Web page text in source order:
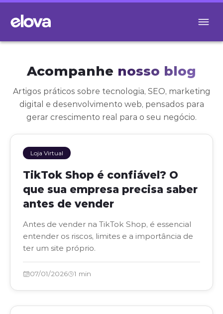
Acompanhe nosso blog
Artigos práticos sobre tecnologia, SEO, marketing
digital e desenvolvimento web, pensados para
gerar crescimento real para o seu negócio.
Loja Virtual
TikTok Shop é confiável? O
que sua empresa precisa saber
antes de vender
Antes de vender na TikTok Shop, é essencial
entender os riscos, limites e a importância de
ter um site próprio.
07/01/2026 1 min